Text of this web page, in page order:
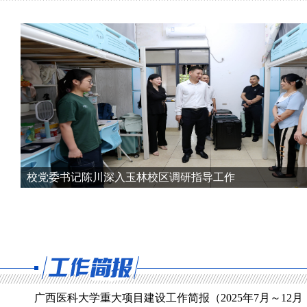
校党委书记陈川深入玉林校区调研指导工作